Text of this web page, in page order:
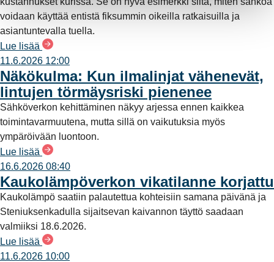
voidaan käyttää entistä fiksummin oikeilla ratkaisuilla ja
asiantuntevalla tuella.
Lue lisää
11.6.2026 12:00
Näkökulma: Kun ilmalinjat vähenevät,
lintujen törmäysriski pienenee
Sähköverkon kehittäminen näkyy arjessa ennen kaikkea
toimintavarmuutena, mutta sillä on vaikutuksia myös
ympäröivään luontoon.
Lue lisää
16.6.2026 08:40
Kaukolämpöverkon vikatilanne korjattu
Kaukolämpö saatiin palautettua kohteisiin samana päivänä ja
Steniuksenkadulla sijaitsevan kaivannon täyttö saadaan
valmiiksi 18.6.2026.
Lue lisää
11.6.2026 10:00